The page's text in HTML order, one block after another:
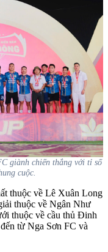
giành chiến thắng với tỉ số
cuộc.
thuộc về Lê Xuân Long
thuộc về Ngân Như
thuộc về cầu thủ Đinh
từ Nga Sơn FC và